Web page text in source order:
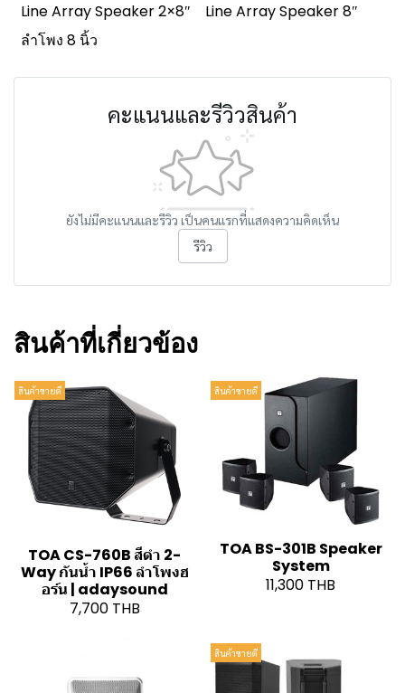
Line Array Speaker 2×8″
Line Array Speaker 8″
ลำโพง 8 นิ้ว
คะแนนและรีวิวสินค้า
ยังไม่มีคะแนนและรีวิว เป็นคนแรกที่แสดงความคิดเห็น
รีวิว
สินค้าที่เกี่ยวข้อง
สินค้าขายดี
TOA CS-760B สีดำ 2-
Way กันน้ำ IP66 ลำโพงฮ
อร์น | adaysound
7,700 THB
สินค้าขายดี
TOA BS-301B Speaker
System
11,300 THB
สินค้าขายดี